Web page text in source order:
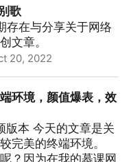
的相处里，不起眼但
新热榜
歌
存在与分享关于网络
文章。
20, 2022
环境，颜值爆表，效
本 今天的文章是关
完美的终端环境。
？因为在我的慕课网